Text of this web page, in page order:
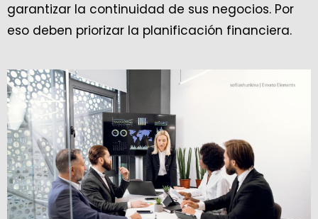
garantizar la continuidad de sus negocios. Por
eso deben priorizar la planificación financiera.